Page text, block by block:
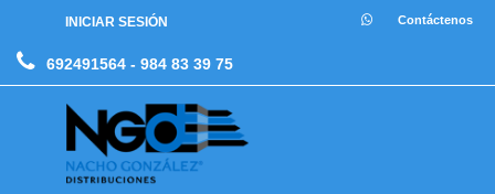
INICIAR SESIÓN Contáctenos
692491564 - 984 83 39 75